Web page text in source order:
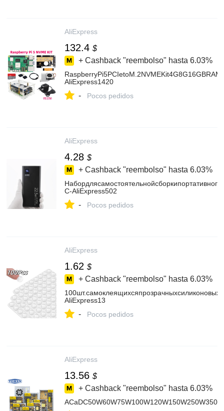
AliExpress
132.4 $
+ Cashback "reembolso" hasta 6.03%
AliExpress1420
- Pocos pedidos
AliExpress
4.28 $
+ Cashback "reembolso" hasta 6.03%
C-AliExpress502
- Pocos pedidos
AliExpress
1.62 $
+ Cashback "reembolso" hasta 6.03%
AliExpress13
- Pocos pedidos
AliExpress
13.56 $
+ Cashback "reembolso" hasta 6.03%